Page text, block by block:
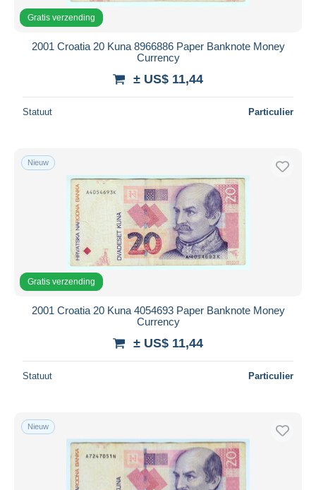
Gratis verzending
2001 Croatia 20 Kuna 8966886 Paper Banknote Money
Currency
± US$ 11,44
Statuut Particulier
Nieuw
Gratis verzending
2001 Croatia 20 Kuna 4054693 Paper Banknote Money
Currency
± US$ 11,44
Statuut Particulier
Nieuw